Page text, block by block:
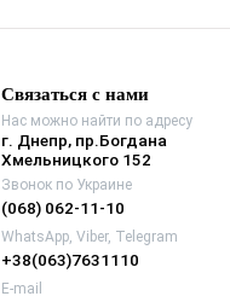
Связаться с нами
Нас можно найти по адресу
г. Днепр, пр.Богдана
Хмельницкого 152
Звонок по Украине
(068) 062-11-10
WhatsApp, Viber, Telegram
+38(063)7631110
E-mail